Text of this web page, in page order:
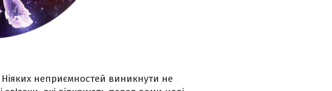
неприємностей виникнути не